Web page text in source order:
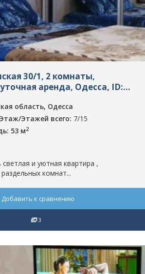
30/1, 2 комнаты,
аренда, Одесса, ID:
область, Одесса
Этаж/Этажей всего: 7/15
53 м2
и уютная квартира ,
комнат...
Добавить к сравнению
3